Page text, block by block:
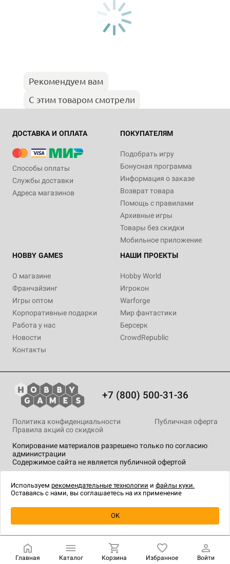
Уведомить о наличии
Рекомендуем вам
С этим товаром смотрели
ДОСТАВКА И ОПЛАТА
Способы оплаты
Службы доставки
Адреса магазинов
ПОКУПАТЕЛЯМ
Подобрать игру
Бонусная программа
Информация о заказе
Возврат товара
Помощь с правилами
Архивные игры
Товары без скидки
Мобильное приложение
HOBBY GAMES
О магазине
Франчайзинг
Игры оптом
Корпоративные подарки
Работа у нас
Новости
Контакты
НАШИ ПРОЕКТЫ
Hobby World
Игрокон
Warforge
Мир фантастики
Берсерк
CrowdRepublic
+7 (800) 500-31-36
Копирование материалов разрешено только по согласию
администрации
Содержимое сайта не является публичной офертой
Политика конфиденциальности
Публичная оферта
Правила акций со скидкой
технологии.
Главная Каталог Корзина Избранное Войти
Используем рекомендательные технологии и файлы куки.
Оставаясь с нами, вы соглашаетесь на их применение
OK